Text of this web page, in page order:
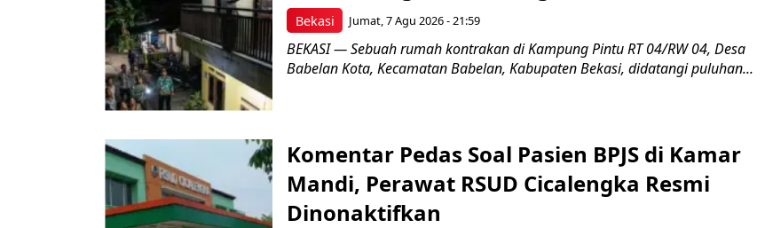
Bekasi Jumat, 7 Agu 2026 - 21:59
BEKASI — Sebuah rumah kontrakan di Kampung Pintu RT 04/RW 04, Desa
Babelan Kota, Kecamatan Babelan, Kabupaten Bekasi, didatangi puluhan...
Komentar Pedas Soal Pasien BPJS di Kamar
Mandi, Perawat RSUD Cicalengka Resmi
Dinonaktifkan